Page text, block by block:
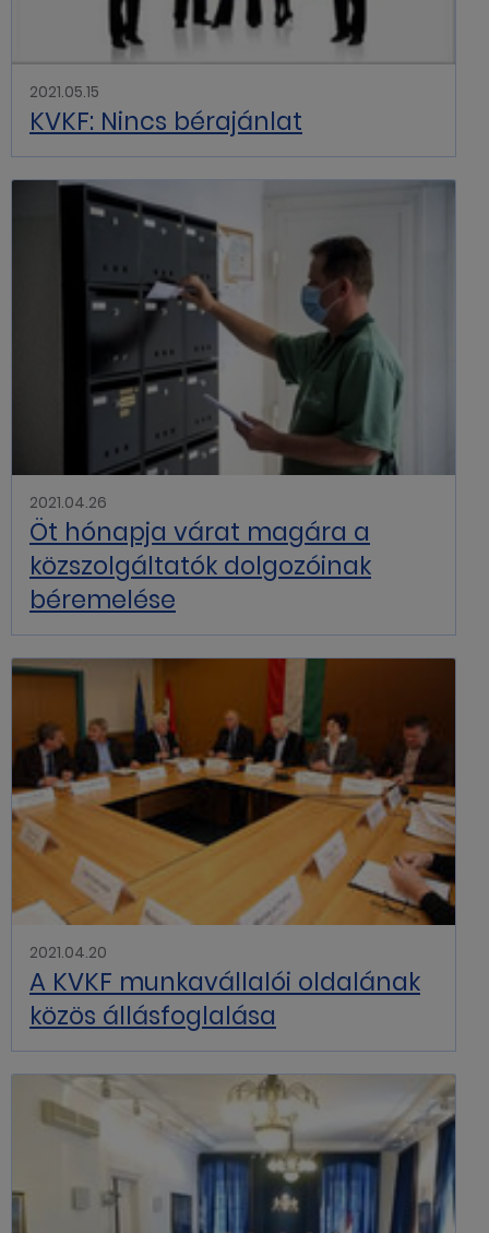
2021.05.15
KVKF: Nincs bérajánlat
2021.04.26
Öt hónapja várat magára a
közszolgáltatók dolgozóinak
béremelése
2021.04.20
A KVKF munkavállalói oldalának
közös állásfoglalása